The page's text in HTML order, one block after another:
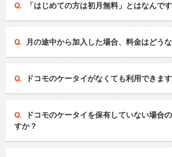
「はじめての方は初月無料」とはなんで
月の途中から加入した場合、料金はどう
ドコモのケータイがなくても利用できま
ドコモのケータイを保有していない場合
すか？